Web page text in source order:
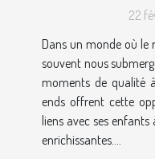
22
Dans un monde où
souvent nous
moments de qualité
ends offrent cette
liens avec ses
enrichissantes....